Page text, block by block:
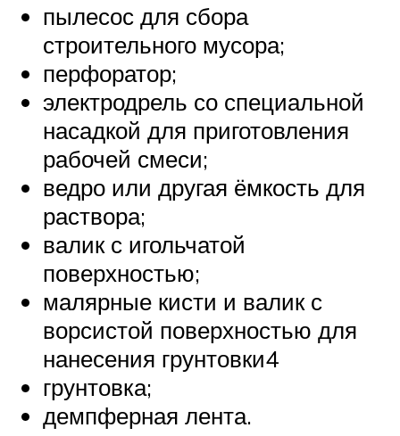
пылесос для сбора
строительного мусора;
перфоратор;
электродрель со специальной
насадкой для приготовления
рабочей смеси;
ведро или другая ёмкость для
раствора;
валик с игольчатой
поверхностью;
малярные кисти и валик с
ворсистой поверхностью для
нанесения грунтовки4
грунтовка;
демпферная лента.